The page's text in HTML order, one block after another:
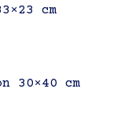
cm
30×40 cm